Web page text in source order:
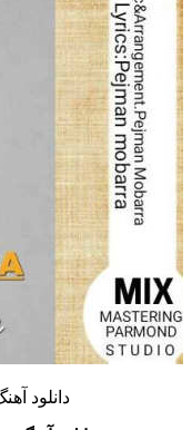
دانلود آهنگ